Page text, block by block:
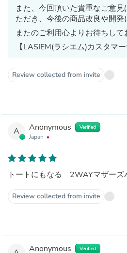
また、今回頂いた貴重なご意
ただき、今後の商品改良や開発
またのご利用心よりお待ちして
【LASIEM(ラシエム)カスタマ
Review collected from invite
A Anonymous Verified
Japan
トートにもなる 2WAYマザー
Review collected from invite
Anonymous Verified